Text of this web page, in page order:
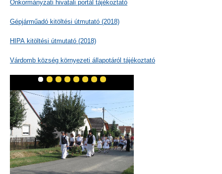
Önkormányzati hivatali portál tájékoztató
Gépjárműadó kitöltési útmutató (2018)
HIPA kitöltési útmutató (2018)
Várdomb község környezeti állapotáról tájékoztató